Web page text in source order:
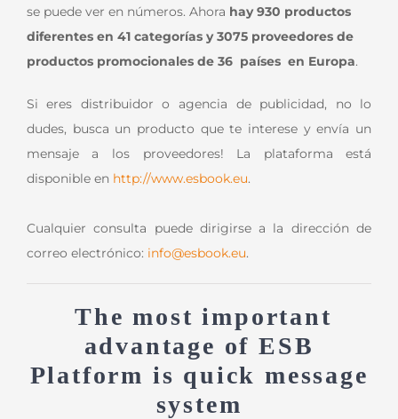
se puede ver en números. Ahora hay 930 productos
diferentes en 41 categorías y 3075 proveedores de
productos promocionales de 36 países en Europa.
Si eres distribuidor o agencia de publicidad, no lo
dudes, busca un producto que te interese y envía un
mensaje a los proveedores! La plataforma está
disponible en http://www.esbook.eu.
Cualquier consulta puede dirigirse a la dirección de
correo electrónico: info@esbook.eu.
The most important
advantage of ESB
Platform is quick message
system